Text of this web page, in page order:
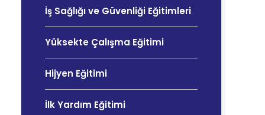
İş Sağlığı ve Güvenliği Eğitimleri
Yüksekte Çalışma Eğitimi
Hijyen Eğitimi
İlk Yardım Eğitimi